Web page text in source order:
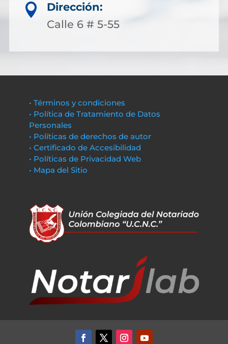

Dirección:
Calle 6 # 5-55
• Términos y condiciones
• Política de Tratamiento de Datos
Personales
• Políticas de derechos de autor
• Certificado de Accesibilidad
• Políticas de Privacidad Web
• Mapa del Sitio